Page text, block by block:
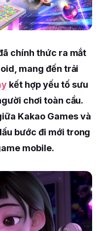
chính thức ra mắt
mang đến trải
kết hợp yếu tố sưu
chơi toàn cầu.
Kakao Gamesvà
bước đi mới trong
mobile.